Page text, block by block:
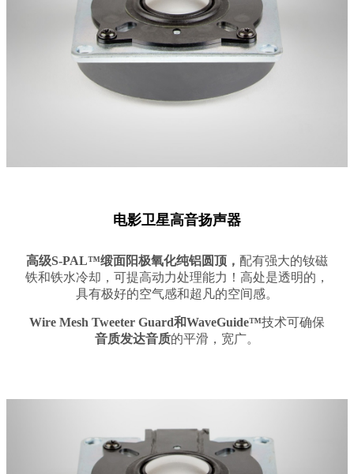
电影卫星高音扬声器
高级S-PAL™缎面阳极氧化纯铝圆顶， 配有强大的钕磁
铁和铁水冷却，可提高动力处理能力！高处是透明的，
具有极好的空气感和超凡的空间感。
Wire Mesh Tweeter Guard和WaveGuide™技术可确保
音质发达音质的平滑，宽广。